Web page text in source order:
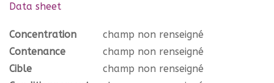
Data sheet
Concentration
champ non renseigné
Contenance
champ non renseigné
Cible
champ non renseigné